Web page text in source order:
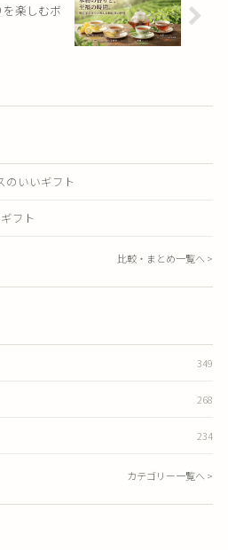
を楽しむボ
のいいギフト
フト
比較・まとめ一覧へ >
349
268
234
カテゴリー一覧へ >